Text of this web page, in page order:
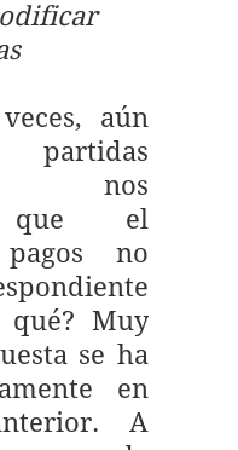
aún
nos
que el
no
qué? Muy
se ha
en
A